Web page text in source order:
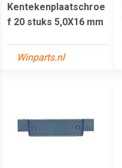
Kentekenplaatschroe
f 20 stuks 5,0X16 mm
Winparts.nl